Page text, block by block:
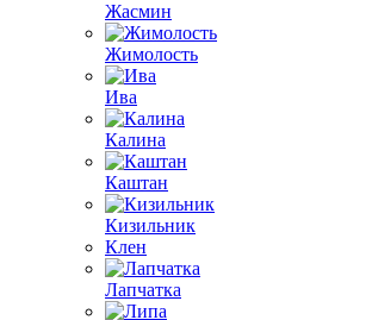
Жасмин
Жимолость
Ива
Калина
Каштан
Кизильник
Клен
Лапчатка